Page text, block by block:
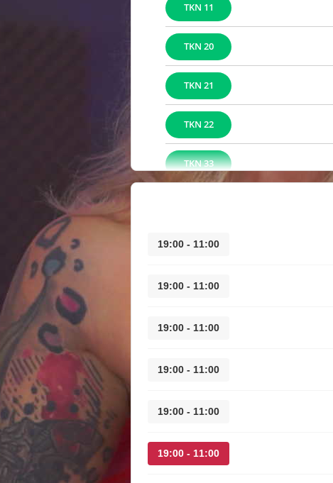
11 TKN
20 TKN
21 TKN
22 TKN
33 TKN
11:00 - 19:00
11:00 - 19:00
11:00 - 19:00
11:00 - 19:00
11:00 - 19:00
11:00 - 19:00